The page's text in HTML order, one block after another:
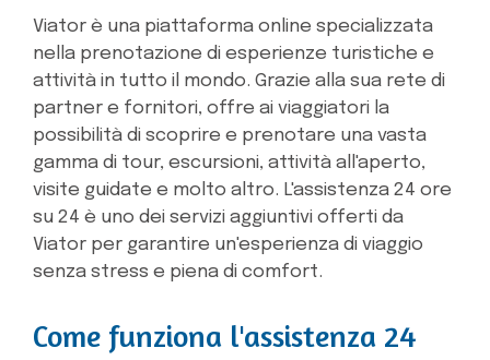
Viator è una piattaforma online specializzata
nella prenotazione di esperienze turistiche e
attività in tutto il mondo. Grazie alla sua rete di
partner e fornitori, offre ai viaggiatori la
possibilità di scoprire e prenotare una vasta
gamma di tour, escursioni, attività all'aperto,
visite guidate e molto altro. L'assistenza 24 ore
su 24 è uno dei servizi aggiuntivi offerti da
Viator per garantire un'esperienza di viaggio
senza stress e piena di comfort.
Come funziona l'assistenza 24